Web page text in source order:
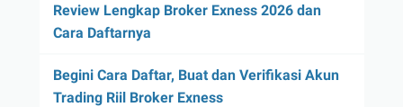
Review Lengkap Broker Exness 2026 dan
Cara Daftarnya
Begini Cara Daftar, Buat dan Verifikasi Akun
Trading Riil Broker Exness